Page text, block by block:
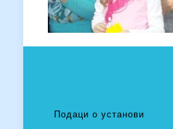
Подаци о установи